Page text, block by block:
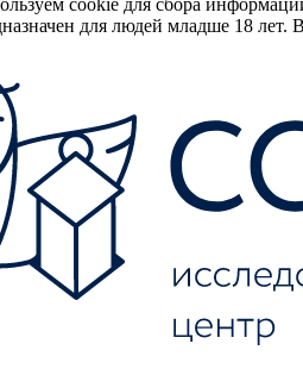
cookie для сбора
для людей младше 18 лет.